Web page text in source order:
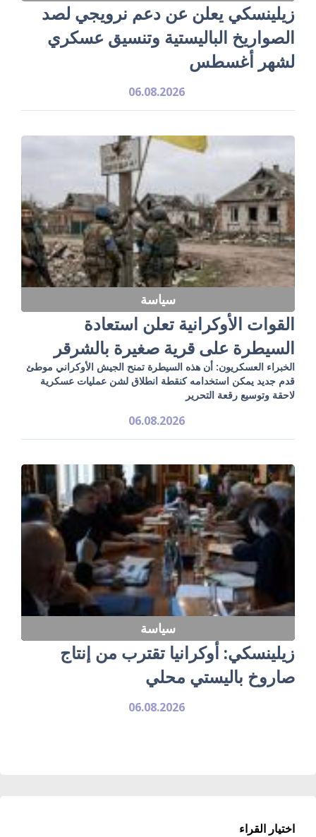
زيلينسكي يعلن عن دعم نرويجي لصد
الصواريخ الباليستية وتنسيق عسكري
لشهر أغسطس
06.08.2026
سياسة
القوات الأوكرانية تعلن استعادة
السيطرة على قرية صغيرة بالشرقر
الخبراء العسكريون: أن هذه السيطرة تمنح الجيش الأوكراني موطئ
قدم جديد يمكن استخدامه كنقطة انطلاق لشن عمليات عسكرية
لاحقة وتوسيع رقعة التحرير
06.08.2026
سياسة
زيلينسكي: أوكرانيا تقترب من إنتاج
صاروخ باليستي محلي
06.08.2026
اختيار القراء